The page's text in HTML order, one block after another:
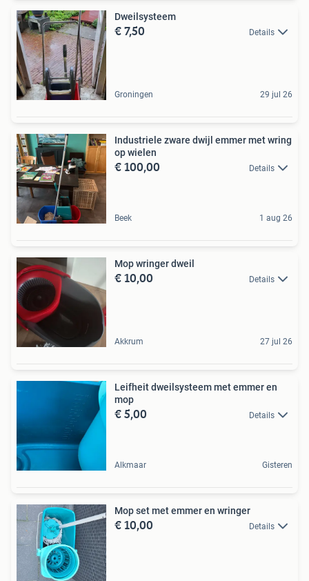
Dweilsysteem
€ 7,50 Details
Groningen 29 jul 26
Industriele zware dwijl emmer met wring
op wielen
€ 100,00 Details
Beek 1 aug 26
Mop wringer dweil
€ 10,00 Details
Akkrum 27 jul 26
Leifheit dweilsysteem met emmer en
mop
€ 5,00 Details
Alkmaar Gisteren
Mop set met emmer en wringer
€ 10,00 Details